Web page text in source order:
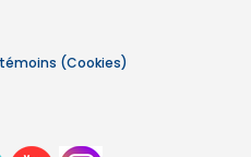
(Cookies)